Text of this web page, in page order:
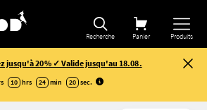
Recherche Panier Produits
jusqu'à 20% ✓ Valide jusqu'au 18.08.
10 hrs 24 min 20 sec.